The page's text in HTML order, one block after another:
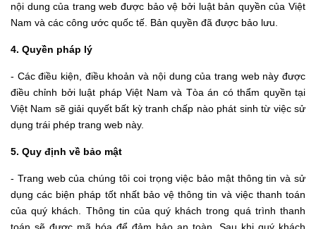
nội dung của trang web được bảo vệ bởi luật bản quyền của Việt
Nam và các công ước quốc tế. Bản quyền đã được bảo lưu.
4. Quyền pháp lý
- Các điều kiện, điều khoản và nội dung của trang web này được
điều chỉnh bởi luật pháp Việt Nam và Tòa án có thẩm quyền tại
Việt Nam sẽ giải quyết bất kỳ tranh chấp nào phát sinh từ việc sử
dụng trái phép trang web này.
5. Quy định về bảo mật
- Trang web của chúng tôi coi trọng việc bảo mật thông tin và sử
dụng các biện pháp tốt nhất bảo vệ thông tin và việc thanh toán
của quý khách. Thông tin của quý khách trong quá trình thanh